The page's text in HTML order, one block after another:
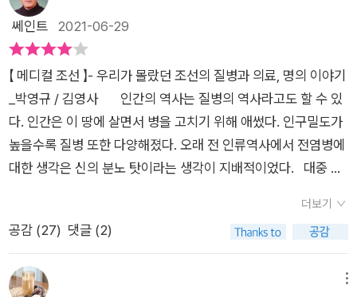
산속에 피신처를 구해 때때마다 그곳으로 달아났고, 거리 두기와
봉쇄의 단계를 넘어 역병 때문에 아예 마을을 버리고 산으로 피신
하는 경우도 있었다. 지금도 1급 감염병으로 분류되는 천연두가
유행하면 제사뿐 아니라 결혼과 같은 잔치도 금했으며, 심지어 부
부간에 동침도 하지 못하도록 했다. 나라에서는 외출을 금지하는
봉쇄령과 접촉 금지령을 내렸다. 연산군 시기에는 원자가 천연두
를 앓는 중에 국상이 생기자 곡읍(哭泣, 소리 내어 슬프게 우는
것)을 중지하고 궐문을 닫아걸었다. 천연두가 만연한 시기에 숙
종이 교외에서 청나라 사신을 만나려고 하자 당시 대사헌이던 윤
는 중국 사신이 왔을 때도 예외가 아니었다.  피해망상증으로 진
료조차 거부한 인조가 사술에 빠진 이유는? 반정으로 왕위에 오
른 인조는 의심이 많아 쉽게 다른 사람을 신뢰하지 않았다. 그는
쎄인트 2021-06-29
【 메디컬 조선 】- 우리가 몰랐던 조선의 질병과 의료, 명의 이야기
_박영규 / 김영사 인간의 역사는 질병의 역사라고도 할 수 있
다. 인간은 이 땅에 살면서 병을 고치기 위해 애썼다. 인구밀도가
높을수록 질병 또한 다양해졌다. 오래 전 인류역사에서 전염병에
대한 생각은 신의 분노 탓이라는 생각이 지배적이었다. 대중 역
들려준다. ‘조선의 의료 체계와 의료 시설’에선 조선의 의료 행정
중심기관인 전의감을 비롯해 왕실 전담 병원인 내의원, 도성 백성
한증소, 최초의 서양식 병원인 제중원 등의 역할과 그에 얽힌 이
더보기
공감 (27) 댓글 (2)